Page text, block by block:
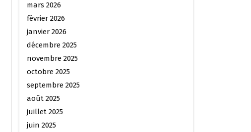
mars 2026
février 2026
janvier 2026
décembre 2025
novembre 2025
octobre 2025
septembre 2025
août 2025
juillet 2025
juin 2025